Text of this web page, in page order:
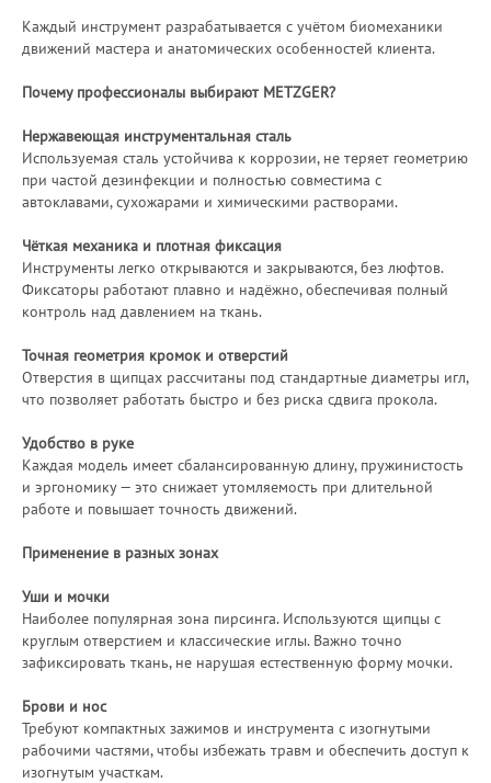
Каждый инструмент разрабатывается с учётом биомеханики
движений мастера и анатомических особенностей клиента.
Почему профессионалы выбирают METZGER?
Нержавеющая инструментальная сталь
Используемая сталь устойчива к коррозии, не теряет геометрию
при частой дезинфекции и полностью совместима с
автоклавами, сухожарами и химическими растворами.
Чёткая механика и плотная фиксация
Инструменты легко открываются и закрываются, без люфтов.
Фиксаторы работают плавно и надёжно, обеспечивая полный
контроль над давлением на ткань.
Точная геометрия кромок и отверстий
Отверстия в щипцах рассчитаны под стандартные диаметры игл,
что позволяет работать быстро и без риска сдвига прокола.
Удобство в руке
Каждая модель имеет сбалансированную длину, пружинистость
и эргономику — это снижает утомляемость при длительной
работе и повышает точность движений.
Применение в разных зонах
Уши и мочки
Наиболее популярная зона пирсинга. Используются щипцы с
круглым отверстием и классические иглы. Важно точно
зафиксировать ткань, не нарушая естественную форму мочки.
Брови и нос
Требуют компактных зажимов и инструмента с изогнутыми
рабочими частями, чтобы избежать травм и обеспечить доступ к
изогнутым участкам.